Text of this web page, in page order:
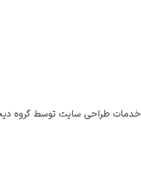
خدمات طراحی سایت توسط گروه